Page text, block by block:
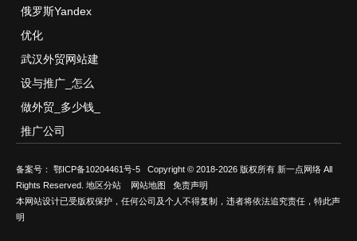
俄罗斯Yandex
优化
武汉外贸网站建
设与推广_怎么
做外贸_多少钱_
推广公司
备案号： 鄂ICP备10204461号-5 Copyright © 2018-2026 版权所有 新一点网络 All
Rights Reserved. 地区分站 网站地图
免责声明
本网站设计已受版权保护，任何公司及个人不得复制，违者将依法追究责任，特此声
明